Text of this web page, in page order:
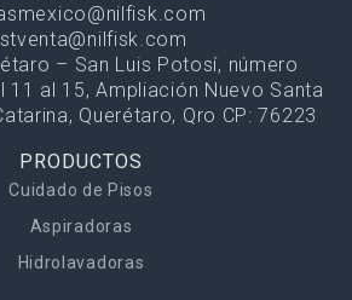
– San Luis Potosí, número
11 al 15, Ampliación Nuevo Santa
Querétaro, Qro CP: 76223
PRODUCTOS
Cuidado de Pisos
Aspiradoras
Hidrolavadoras